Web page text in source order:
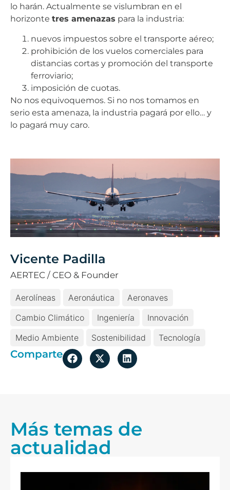
lo harán. Actualmente se vislumbran en el
horizonte tres amenazas para la industria:
nuevos impuestos sobre el transporte aéreo;
prohibición de los vuelos comerciales para
distancias cortas y promoción del transporte
ferroviario;
imposición de cuotas.
No nos equivoquemos. Si no nos tomamos en
serio esta amenaza, la industria pagará por ello… y
lo pagará muy caro.
Vicente Padilla
AERTEC / CEO & Founder
Aerolíneas Aeronáutica
Aeronaves
Cambio Climático
Ingeniería
Innovación
Medio Ambiente
Sostenibilidad Tecnología
Comparte
Más temas de
actualidad